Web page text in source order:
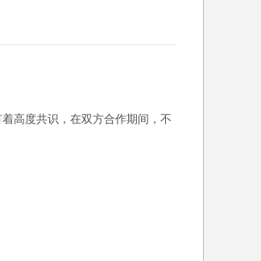
高度共识，在双方合作期间，不